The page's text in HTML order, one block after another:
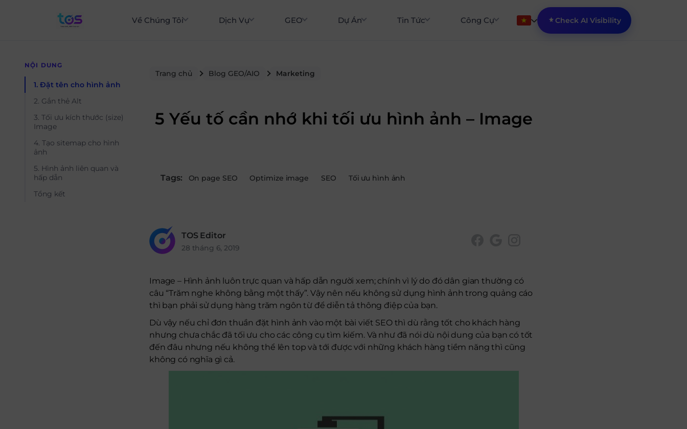
Về Chúng Tôi Dịch Vụ GEO Dự Án Tin Tức Công Cụ Check AI Visibility
Trang chủ Blog GEO/AIO Marketing
5 Yếu tố cần nhớ khi tối ưu hình ảnh – Image
Tags: On page SEO Optimize image SEO Tối ưu hình ảnh
TOS Editor
28 tháng 6, 2019
NỘI DUNG
1. Đặt tên cho hình ảnh
2. Gắn thẻ Alt
3. Tối ưu kích thước (size)
Image
4. Tạo sitemap cho hình
ảnh
5. Hình ảnh liên quan và
hấp dẫn
Tổng kết
Image – Hình ảnh luôn trực quan và hấp dẫn người xem; chính vì lý do đó dân gian thường có
câu “Trăm nghe không bằng một thấy”. Vậy nên nếu không sử dụng hình ảnh trong quảng cáo
thì bạn phải sử dụng hàng trăm ngôn từ để diễn tả thông điệp của bạn.
Dù vậy nếu chỉ đơn thuần đặt hình ảnh vào một bài viết SEO thì dù rằng tốt cho khách hàng
nhưng chưa chắc đã tối ưu cho các công cụ tìm kiếm. Và như đã nói dù nội dung của bạn có tốt
đến đâu nhưng nếu không thể lên top và tới được với những khách hàng tiềm năng thì cũng
không có nghĩa gì cả.